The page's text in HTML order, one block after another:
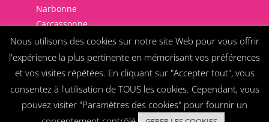
Narbonne
Carcassonne
COPYRIGHT ©2021 MA VILLA MOINS CHERE /
Nous utilisons des cookies sur notre site Web pour vous offrir
l'expérience la plus pertinente en mémorisant vos préférences
et vos visites répétées. En cliquant sur "Accepter tout", vous
consentez à l'utilisation de TOUS les cookies. Cependant, vous
pouvez visiter "Paramètres des cookies" pour fournir un